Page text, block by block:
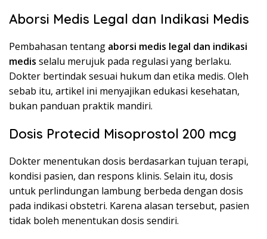
Aborsi Medis Legal dan Indikasi Medis
Pembahasan tentang aborsi medis legal dan indikasi
medis selalu merujuk pada regulasi yang berlaku.
Dokter bertindak sesuai hukum dan etika medis. Oleh
sebab itu, artikel ini menyajikan edukasi kesehatan,
bukan panduan praktik mandiri.
Dosis Protecid Misoprostol 200 mcg
Dokter menentukan dosis berdasarkan tujuan terapi,
kondisi pasien, dan respons klinis. Selain itu, dosis
untuk perlindungan lambung berbeda dengan dosis
pada indikasi obstetri. Karena alasan tersebut, pasien
tidak boleh menentukan dosis sendiri.